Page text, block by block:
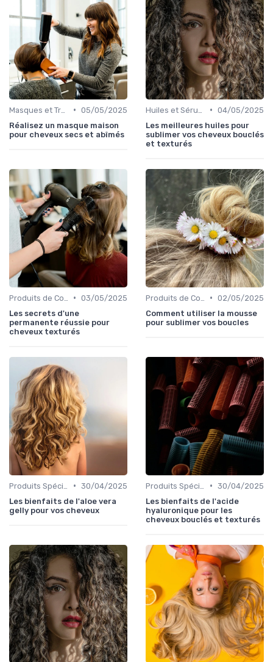
• 05/05/2025
Réalisez un masque maison
pour cheveux secs et abîmés
• 04/05/2025
Les meilleures huiles pour
sublimer vos cheveux bouclés
et texturés
• 03/05/2025
Les secrets d'une
permanente réussie pour
cheveux texturés
• 02/05/2025
Comment utiliser la mousse
pour sublimer vos boucles
• 30/04/2025
Les bienfaits de l'aloe vera
gelly pour vos cheveux
• 30/04/2025
Les bienfaits de l'acide
hyaluronique pour les
cheveux bouclés et texturés